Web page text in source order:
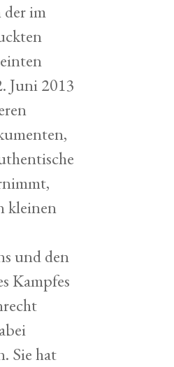
der im
Juni 2013
kleinen
und den
Kampfes
Sie hat